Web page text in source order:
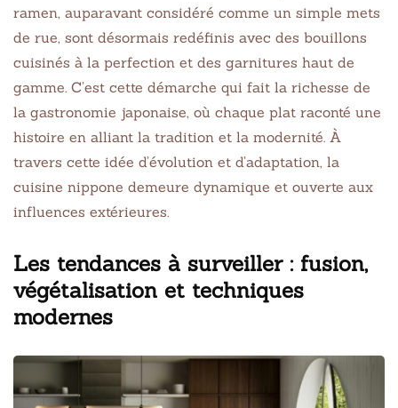
ramen, auparavant considéré comme un simple mets
de rue, sont désormais redéfinis avec des bouillons
cuisinés à la perfection et des garnitures haut de
gamme. C’est cette démarche qui fait la richesse de
la gastronomie japonaise, où chaque plat raconté une
histoire en alliant la tradition et la modernité. À
travers cette idée d’évolution et d’adaptation, la
cuisine nippone demeure dynamique et ouverte aux
influences extérieures.
Les tendances à surveiller : fusion,
végétalisation et techniques
modernes